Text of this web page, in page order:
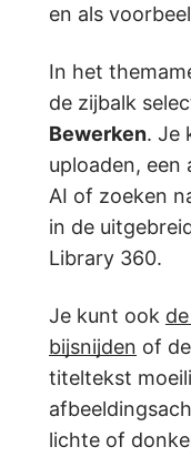
en als
In het
de zijbalk
Bewerken. Je
uploaden, een
AI of zoeken
in de
Library 360.
Je kunt ook
bijsnijden of de
titeltekst
lichte of